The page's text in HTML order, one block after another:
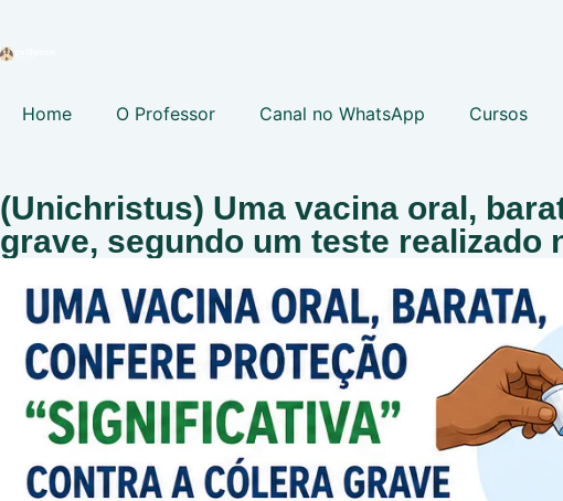
Home O Professor Canal no WhatsApp Cursos
(Unichristus) Uma vacina oral,
grave, segundo um teste realizado